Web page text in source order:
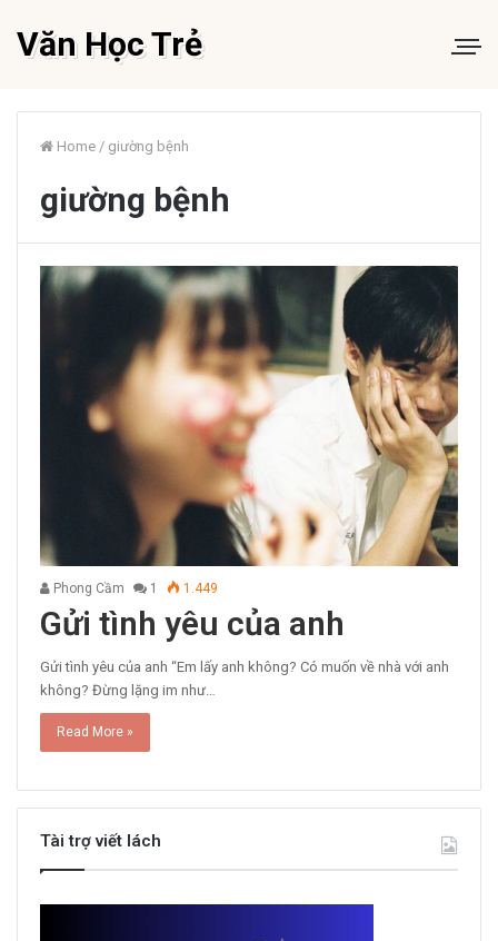
Văn Học Trẻ
Home / giường bệnh
giường bệnh
Phong Cầm 1 1.449
Gửi tình yêu của anh
Gửi tình yêu của anh “Em lấy anh không? Có muốn về nhà với anh
không? Đừng lặng im như…
Read More »
Tài trợ viết lách